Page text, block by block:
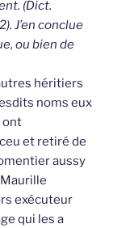
(Dict.
J’en conclue
ou bien de
héritiers
noms eux
ont
et retiré de
aussy
exécuteur
qui les a